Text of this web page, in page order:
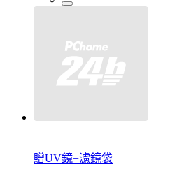
贈UV鏡+濾鏡袋